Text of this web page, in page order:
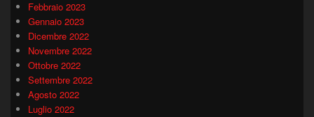
Febbraio 2023
Gennaio 2023
Dicembre 2022
Novembre 2022
Ottobre 2022
Settembre 2022
Agosto 2022
Luglio 2022